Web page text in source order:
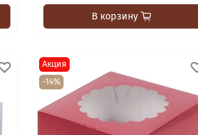
В корзину
Акция
-14%